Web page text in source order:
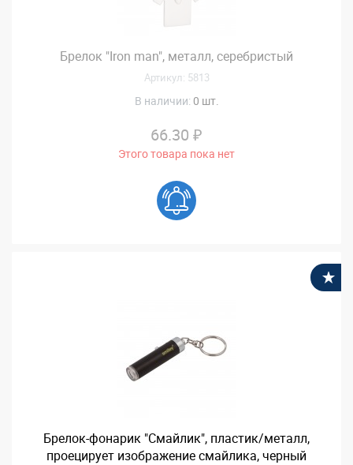
Брелок "Iron man", металл, серебристый
Артикул: 5813
В наличии: 0 шт.
66.30 ₽
Этого товара пока нет
Брелок-фонарик "Смайлик", пластик/металл,
проецирует изображение смайлика, черный